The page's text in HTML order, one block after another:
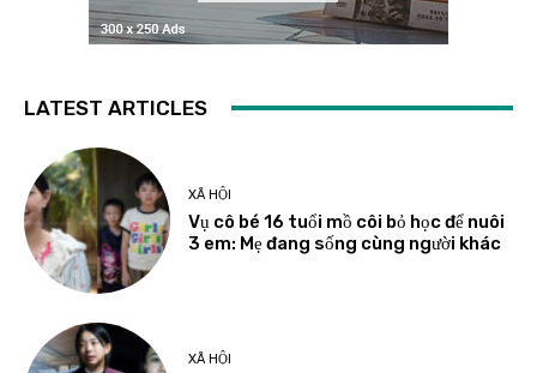
LATEST ARTICLES
XÃ HỘI
Vụ cô bé 16 tuổi mồ côi bỏ học để nuôi
3 em: Mẹ đang sống cùng người khác
XÃ HỘI